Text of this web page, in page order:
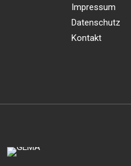
Impressum
Datenschutz
Kontakt